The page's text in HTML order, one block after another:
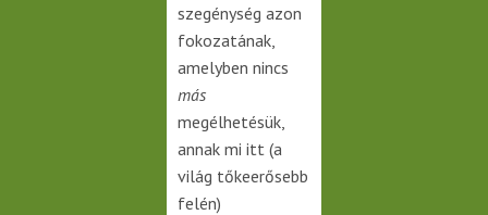
szegénység azon
fokozatának,
amelyben nincs
más
megélhetésük,
annak mi itt (a
világ tőkeerősebb
felén)